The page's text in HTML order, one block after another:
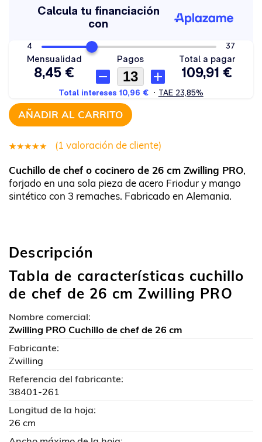
AÑADIR AL CARRITO
5.00sobre
5 basado
(1 valoración de cliente)
Cuchillo de chef o cocinero de 26 cm Zwilling PRO,
forjado en una sola pieza de acero Friodur y mango
sintético con 3 remaches. Fabricado en Alemania.
Descripción
Tabla de características cuchillo
de chef de 26 cm Zwilling PRO
Nombre comercial:
Zwilling PRO Cuchillo de chef de 26 cm
Fabricante:
Zwilling
Referencia del fabricante:
38401-261
Longitud de la hoja:
26 cm